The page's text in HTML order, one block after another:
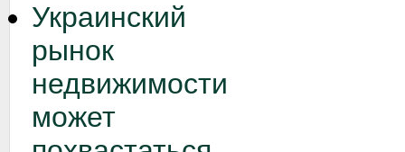
Украинский
рынок
недвижимости
может